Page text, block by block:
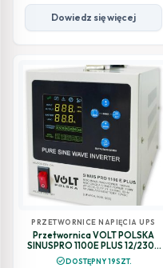
Dowiedz się więcej
PRZETWORNICE NAPIĘCIA UPS
Przetwornica VOLT POLSKA
SINUSPRO 1100E PLUS 12/230V
(700/1100W) [AGM, GEL, LiFePO4
check_circleDOSTĘPNY 19SZT.